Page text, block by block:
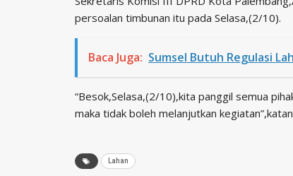
persoalan timbunan itu pada Selasa,(2/10).
Baca Juga: Sumsel Butuh Regulasi
“Besok,Selasa,(2/10),kita panggil semua
maka tidak boleh melanjutkan
Lahan